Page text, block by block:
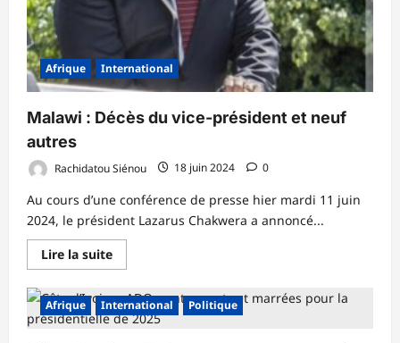
Afrique International
Malawi : Décès du vice-président et neuf
autres
Rachidatou Siénou 18 juin 2024 0
Au cours d’une conférence de presse hier mardi 11 juin
2024, le président Lazarus Chakwera a annoncé...
Lire la suiteEn
savoir
sur
Malawi
:
Décès
Afrique International Politique